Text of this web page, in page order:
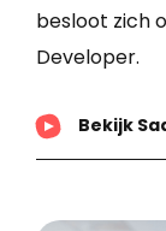
besloot zich
Developer.
Bekijk